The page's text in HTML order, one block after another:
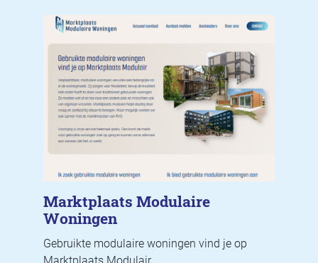
Marktplaats Modulaire
Woningen
Gebruikte modulaire woningen vind je op
Marktplaats Modulair